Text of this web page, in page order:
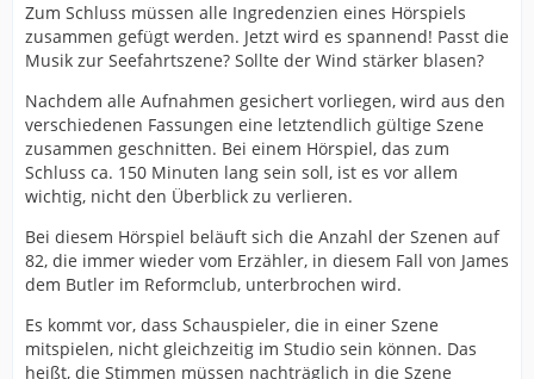
Zum Schluss müssen alle Ingredenzien eines Hörspiels
zusammen gefügt werden. Jetzt wird es spannend! Passt die
Musik zur Seefahrtszene? Sollte der Wind stärker blasen?
Nachdem alle Aufnahmen gesichert vorliegen, wird aus den
verschiedenen Fassungen eine letztendlich gültige Szene
zusammen geschnitten. Bei einem Hörspiel, das zum
Schluss ca. 150 Minuten lang sein soll, ist es vor allem
wichtig, nicht den Überblick zu verlieren.
Bei diesem Hörspiel beläuft sich die Anzahl der Szenen auf
82, die immer wieder vom Erzähler, in diesem Fall von James
dem Butler im Reformclub, unterbrochen wird.
Es kommt vor, dass Schauspieler, die in einer Szene
mitspielen, nicht gleichzeitig im Studio sein können. Das
heißt, die Stimmen müssen nachträglich in die Szene